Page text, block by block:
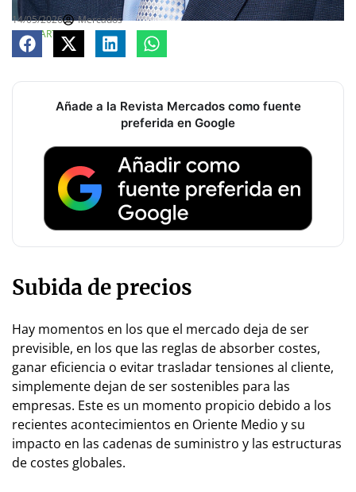
14/05/2026
Mercados
COMPARTE
Añade a la Revista Mercados como fuente
preferida en Google
Subida de precios
Hay momentos en los que el mercado deja de ser
previsible, en los que las reglas de absorber costes,
ganar eficiencia o evitar trasladar tensiones al cliente,
simplemente dejan de ser sostenibles para las
empresas. Este es un momento propicio debido a los
recientes acontecimientos en Oriente Medio y su
impacto en las cadenas de suministro y las estructuras
de costes globales.